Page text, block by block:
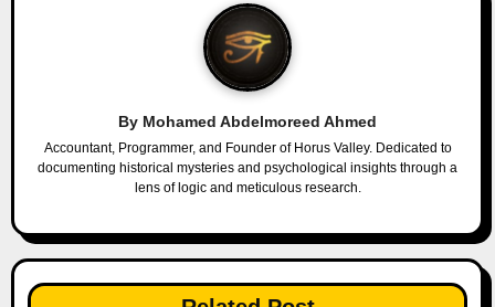
a
i
o
By Mohamed Abdelmoreed Ahmed
Accountant, Programmer, and Founder of Horus Valley. Dedicated to
documenting historical mysteries and psychological insights through a
lens of logic and meticulous research.